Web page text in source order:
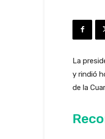
La
y rindió
de la